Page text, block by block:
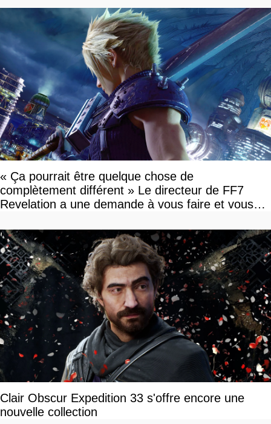
« Ça pourrait être quelque chose de
complètement différent » Le directeur de FF7
Revelation a une demande à vous faire et vous
Clair Obscur Expedition 33 s'offre encore une
nouvelle collection